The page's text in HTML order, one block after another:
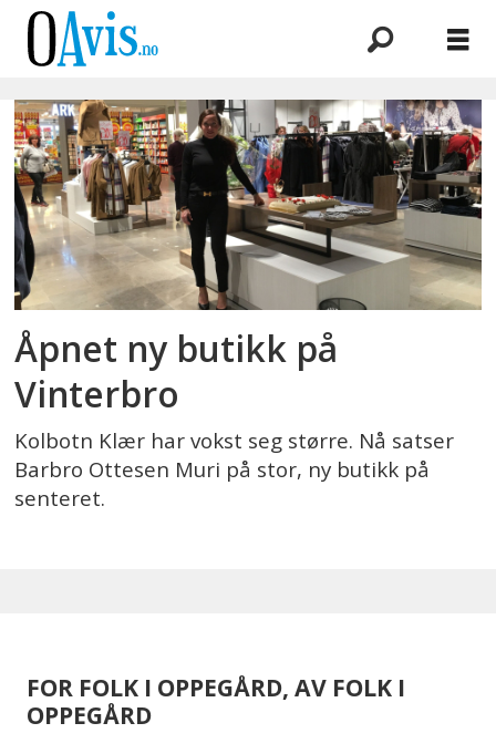
Emne:
barbero
ottesen
muri
Åpnet ny butikk på
Vinterbro
Kolbotn Klær har vokst seg større. Nå satser
Barbro Ottesen Muri på stor, ny butikk på
senteret.
FOR FOLK I OPPEGÅRD, AV FOLK I
OPPEGÅRD